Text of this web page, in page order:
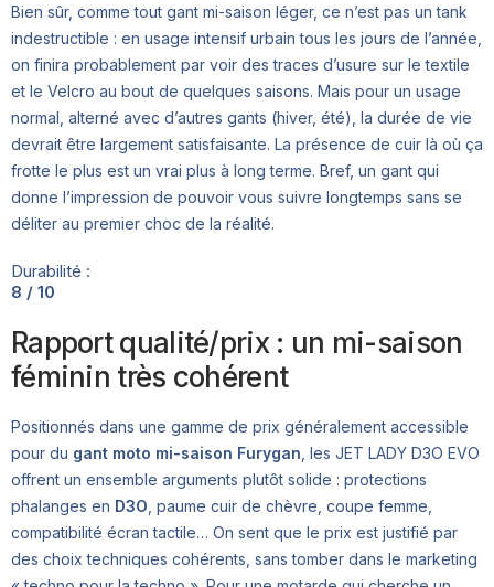
Bien sûr, comme tout gant mi-saison léger, ce n’est pas un tank
indestructible : en usage intensif urbain tous les jours de l’année,
on finira probablement par voir des traces d’usure sur le textile
et le Velcro au bout de quelques saisons. Mais pour un usage
normal, alterné avec d’autres gants (hiver, été), la durée de vie
devrait être largement satisfaisante. La présence de cuir là où ça
frotte le plus est un vrai plus à long terme. Bref, un gant qui
donne l’impression de pouvoir vous suivre longtemps sans se
déliter au premier choc de la réalité.
Durabilité :
8 / 10
Rapport qualité/prix : un mi-saison
féminin très cohérent
Positionnés dans une gamme de prix généralement accessible
pour du gant moto mi-saison Furygan , les JET LADY D3O EVO
offrent un ensemble arguments plutôt solide : protections
phalanges en D3O , paume cuir de chèvre, coupe femme,
compatibilité écran tactile… On sent que le prix est justifié par
des choix techniques cohérents, sans tomber dans le marketing